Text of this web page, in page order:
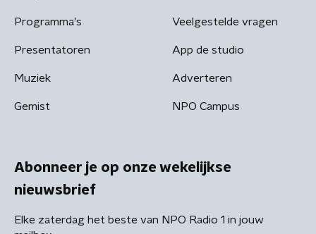
Programma's
Presentatoren
Muziek
Gemist
Veelgestelde vragen
App de studio
Adverteren
NPO Campus
Abonneer je op onze wekelijkse
nieuwsbrief
Elke zaterdag het beste van NPO Radio 1 in jouw